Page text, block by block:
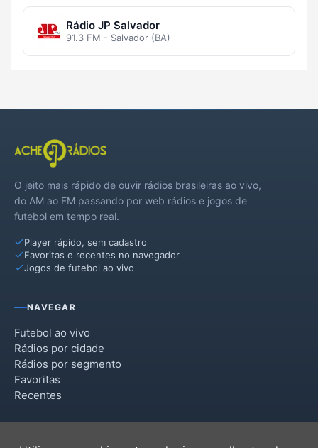
Rádio JP Salvador
91.3 FM - Salvador (BA)
O jeito mais rápido de ouvir rádios brasileiras ao vivo,
do AM ao FM passando por web rádios e jogos de
futebol em tempo real.
Player rápido, sem cadastro
Favoritas e recentes no navegador
Jogos de futebol ao vivo
NAVEGAR
Futebol ao vivo
Rádios por cidade
Rádios por segmento
Favoritas
Recentes